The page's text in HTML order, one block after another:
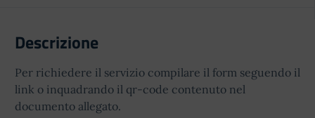
Descrizione
Per richiedere il servizio compilare il form seguendo il
link o inquadrando il qr-code contenuto nel
documento allegato.